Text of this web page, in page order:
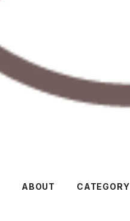
ABOUT CATEGORY